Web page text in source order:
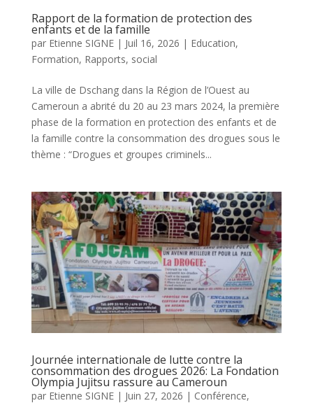
Rapport de la formation de protection des
enfants et de la famille
par Etienne SIGNE| Juil 16, 2026 | Education,
Formation, Rapports, social
La ville de Dschang dans la Région de l’Ouest au
Cameroun a abrité du 20 au 23 mars 2024, la première
phase de la formation en protection des enfants et de
la famille contre la consommation des drogues sous le
thème : “Drogues et groupes criminels...
Journée internationale de lutte contre la
consommation des drogues 2026: La Fondation
Olympia Jujitsu rassure au Cameroun
par Etienne SIGNE| Juin 27, 2026 | Conférence,